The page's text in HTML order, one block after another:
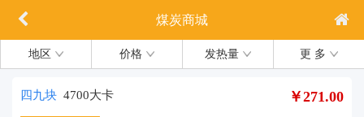
煤炭商城
地区 价格 发热量 更 多
四九块 4700大卡 ￥271.00